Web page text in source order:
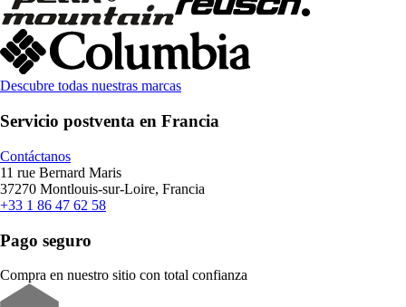
Descubre todas nuestras marcas
Servicio postventa en Francia
Contáctanos
11 rue Bernard Maris
37270 Montlouis-sur-Loire, Francia
+33 1 86 47 62 58
Pago seguro
Compra en nuestro sitio con total confianza